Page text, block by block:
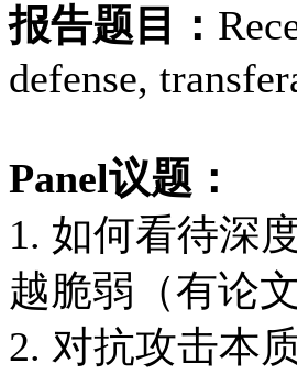
报告题目：
defense,
Panel议题：
1. 如何看待深
越脆弱（有论
2. 对抗攻击本